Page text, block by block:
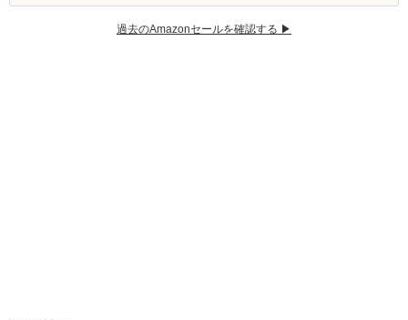
過去のAmazonセールを確認する ▶︎